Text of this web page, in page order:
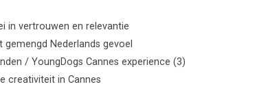
in vertrouwen en relevantie
gemengd Nederlands gevoel
/ YoungDogs Cannes experience (3)
creativiteit in Cannes